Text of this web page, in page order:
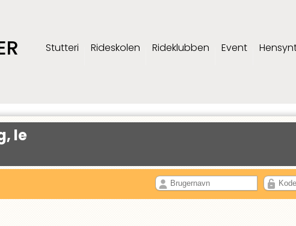
Stutteri Rideskolen Rideklubben Event
le